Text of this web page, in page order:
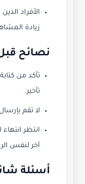
الأفراد
زيادة
نصائح
تأكد من
تأخير.
لا تقم
انتظر
آخر لنفس
أسئلة